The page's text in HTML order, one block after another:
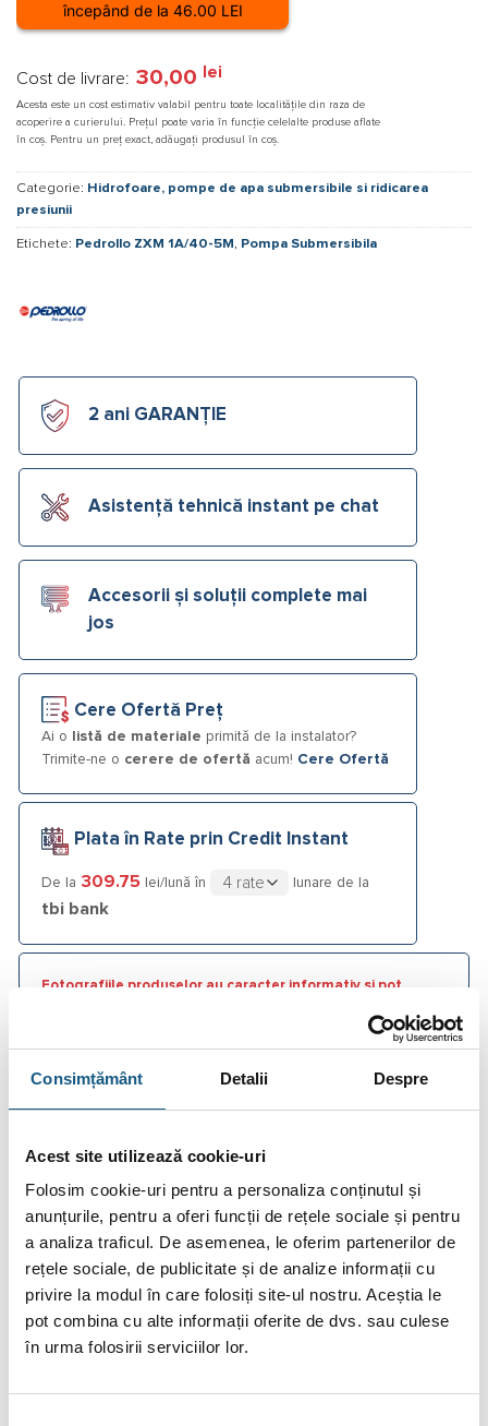
Consimțământ Detalii Despre
Acest site utilizează cookie-uri
Folosim cookie-uri pentru a personaliza conținutul și
anunțurile, pentru a oferi funcții de rețele sociale și pentru
a analiza traficul. De asemenea, le oferim partenerilor de
rețele sociale, de publicitate și de analize informații cu
privire la modul în care folosiți site-ul nostru. Aceștia le
pot combina cu alte informații oferite de dvs. sau culese
în urma folosirii serviciilor lor.
începând de la 46.00 LEI
Cost de livrare: 30,00 lei
Acesta este un cost estimativ valabil pentru toate localitățile din raza de
acoperire a curierului. Prețul poate varia în funcție celelalte produse aflate
în coș. Pentru un preț exact, adăugați produsul în coș.
Categorie: Hidrofoare, pompe de apa submersibile si ridicarea
presiunii
Etichete: Pedrollo ZXM 1A/40-5M, Pompa Submersibila
2 ani GARANȚIE
Asistență tehnică instant pe chat
Accesorii și soluții complete mai
jos
Cere Ofertă Preț
Ai o listă de materiale primită de la instalator?
Trimite-ne o cerere de ofertă acum! Cere Ofertă
Plata în Rate prin Credit Instant
De la 309.75 lei/lună în lunare de la
tbi bank
Fotografiile produselor au caracter informativ și pot
asemenea, unele specificații pot fi modificate de către
producător fără preaviz sau pot conține erori de operare.
DESCRIERE
INFORMAȚII SUPLIMENTARE
BRAND
RECENZII (0)